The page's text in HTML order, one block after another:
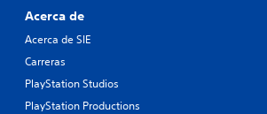
Acerca de
Acerca de SIE
Carreras
PlayStation Studios
PlayStation Productions